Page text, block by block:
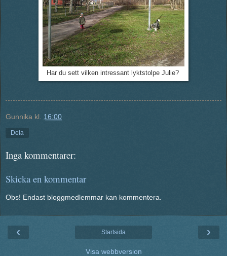
Har du sett vilken intressant lyktstolpe Julie?
Gunnika kl. 16:00
Dela
Inga kommentarer:
Skicka en kommentar
Obs! Endast bloggmedlemmar kan kommentera.
‹ ›
Startsida
Visa webbversion